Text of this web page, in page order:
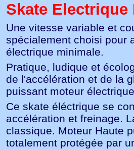
Skate Electrique
Une vitesse variable et
spécialement choisi pour
électrique minimale.
Pratique, ludique et
de l'accélération et de la
puissant moteur
Ce skate éléctrique se
accélération et freinage.
classique. Moteur Haute
totalement protégée par